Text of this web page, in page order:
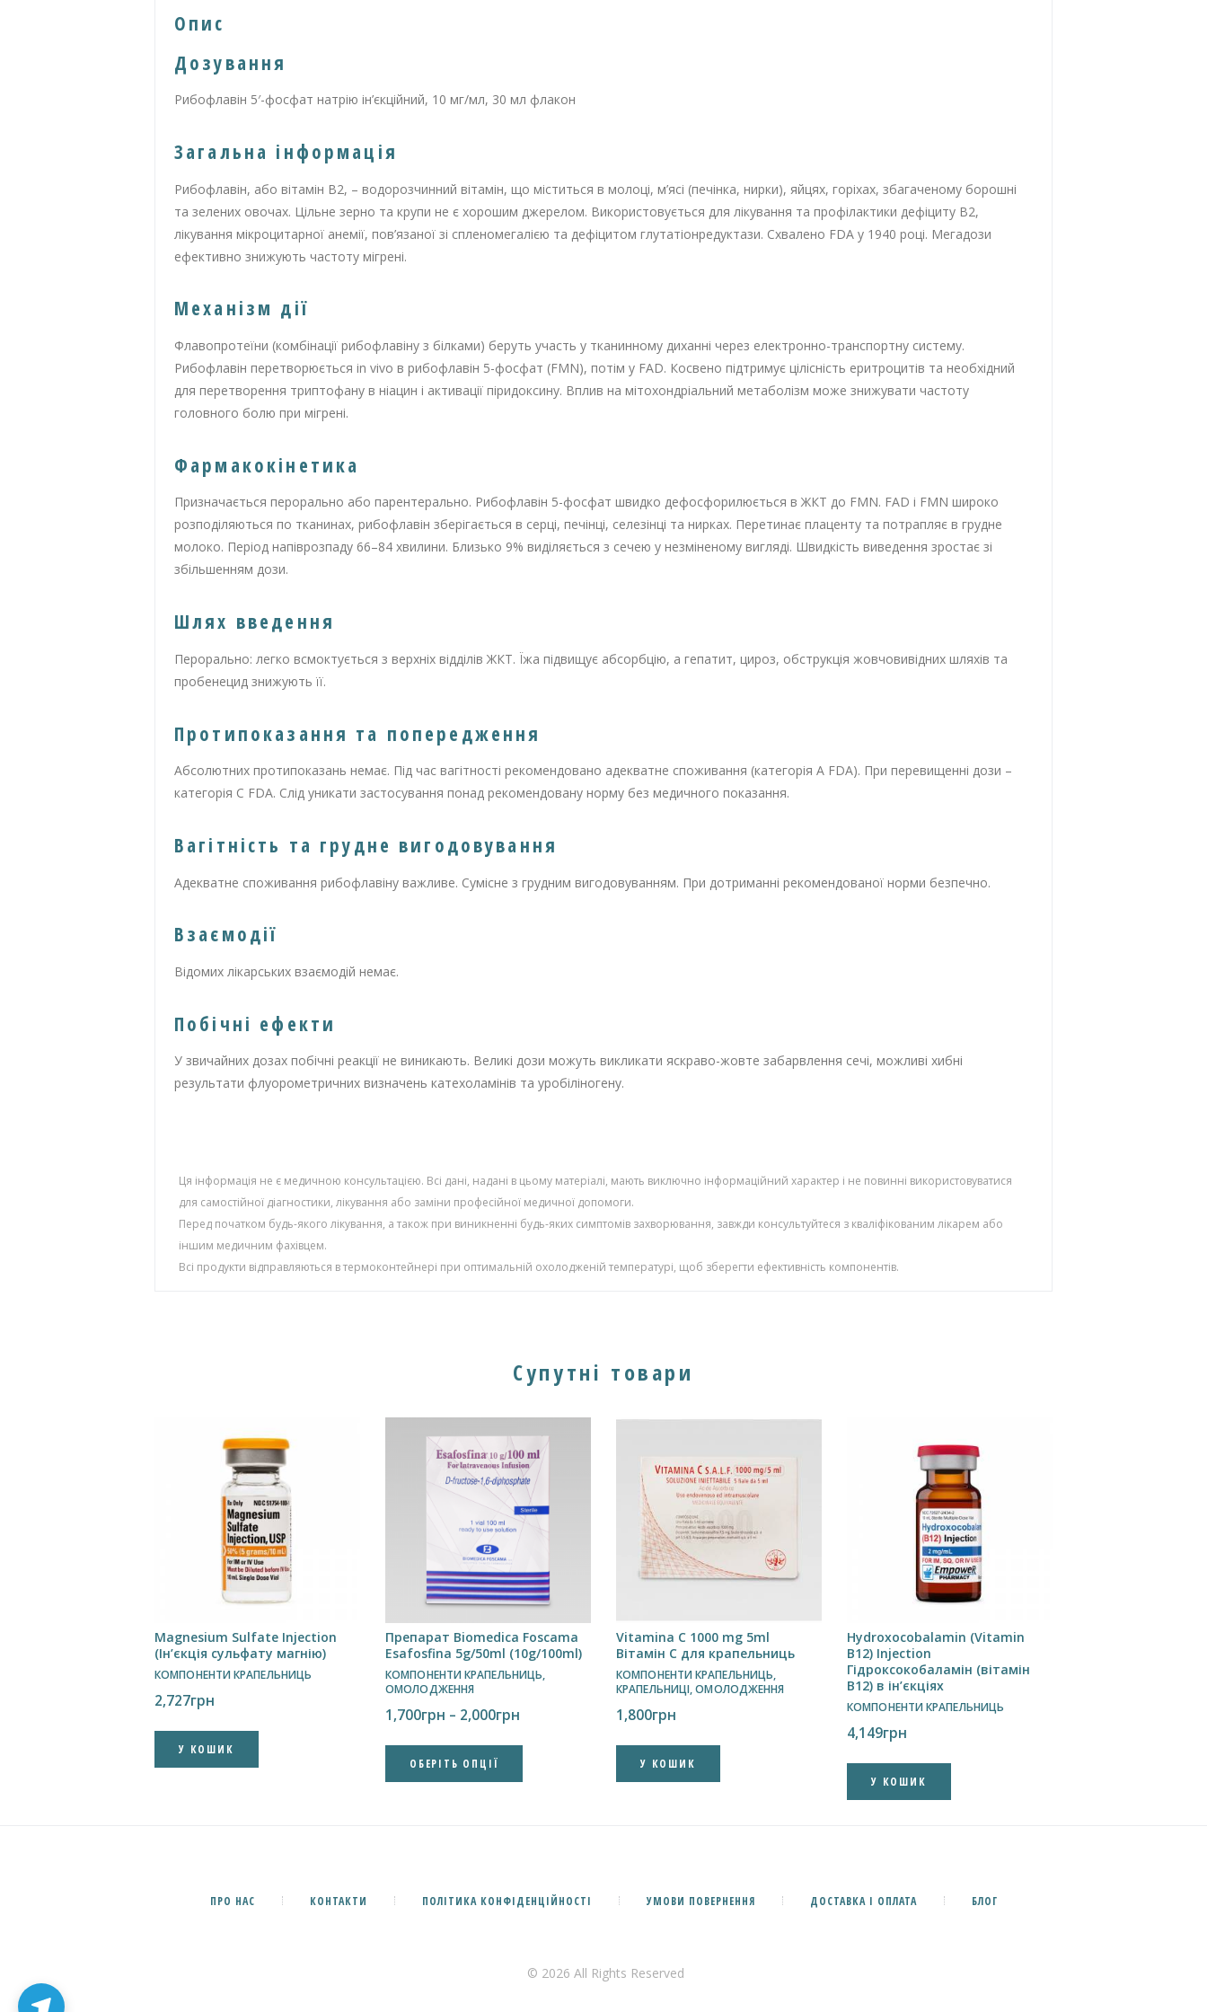
Опис
Дозування
Рибофлавін 5′-фосфат натрію ін’єкційний, 10 мг/мл, 30 мл флакон
Загальна інформація
Рибофлавін, або вітамін B2, – водорозчинний вітамін, що міститься в молоці, м’ясі (печінка, нирки), яйцях, горіхах, збагаченому борошні
та зелених овочах. Цільне зерно та крупи не є хорошим джерелом. Використовується для лікування та профілактики дефіциту B2,
лікування мікроцитарної анемії, пов’язаної зі спленомегалією та дефіцитом глутатіонредуктази. Схвалено FDA у 1940 році. Мегадози
ефективно знижують частоту мігрені.
Механізм дії
Флавопротеїни (комбінації рибофлавіну з білками) беруть участь у тканинному диханні через електронно-транспортну систему.
Рибофлавін перетворюється in vivo в рибофлавін 5-фосфат (FMN), потім у FAD. Косвено підтримує цілісність еритроцитів та необхідний
для перетворення триптофану в ніацин і активації піридоксину. Вплив на мітохондріальний метаболізм може знижувати частоту
головного болю при мігрені.
Фармакокінетика
Призначається перорально або парентерально. Рибофлавін 5-фосфат швидко дефосфорилюється в ЖКТ до FMN. FAD і FMN широко
розподіляються по тканинах, рибофлавін зберігається в серці, печінці, селезінці та нирках. Перетинає плаценту та потрапляє в грудне
молоко. Період напіврозпаду 66–84 хвилини. Близько 9% виділяється з сечею у незміненому вигляді. Швидкість виведення зростає зі
збільшенням дози.
Шлях введення
Перорально: легко всмоктується з верхніх відділів ЖКТ. Їжа підвищує абсорбцію, а гепатит, цироз, обструкція жовчовивідних шляхів та
пробенецид знижують її.
Протипоказання та попередження
Абсолютних протипоказань немає. Під час вагітності рекомендовано адекватне споживання (категорія A FDA). При перевищенні дози –
категорія C FDA. Слід уникати застосування понад рекомендовану норму без медичного показання.
Вагітність та грудне вигодовування
Адекватне споживання рибофлавіну важливе. Сумісне з грудним вигодовуванням. При дотриманні рекомендованої норми безпечно.
Взаємодії
Відомих лікарських взаємодій немає.
Побічні ефекти
У звичайних дозах побічні реакції не виникають. Великі дози можуть викликати яскраво-жовте забарвлення сечі, можливі хибні
результати флуорометричних визначень катехоламінів та уробіліногену.
Ця інформація не є медичною консультацією. Всі дані, надані в цьому матеріалі, мають виключно інформаційний характер і не повинні використовуватися
для самостійної діагностики, лікування або заміни професійної медичної допомоги.
Перед початком будь-якого лікування, а також при виникненні будь-яких симптомів захворювання, завжди консультуйтеся з кваліфікованим лікарем або
іншим медичним фахівцем.
Всі продукти відправляються в термоконтейнері при оптимальній охолодженій температурі, щоб зберегти ефективність компонентів.
Супутні товари
Magnesium Sulfate Injection
(Ін’єкція сульфату магнію)
КОМПОНЕНТИ КРАПЕЛЬНИЦЬ
2,727грн
У КОШИК
Препарат Biomedica Foscama
Esafosfina 5g/50ml (10g/100ml)
КОМПОНЕНТИ КРАПЕЛЬНИЦЬ,
ОМОЛОДЖЕННЯ
1,700грн – 2,000грн
ОБЕРІТЬ ОПЦІЇ
на
Vitamina C 1000 mg 5ml
Вітамін С для крапельниць
КОМПОНЕНТИ КРАПЕЛЬНИЦЬ,
КРАПЕЛЬНИЦІ,ОМОЛОДЖЕННЯ
1,800грн
У КОШИК
Hydroxocobalamin (Vitamin
B12) Injection
Гідроксокобаламін (вітамін
B12) в ін’єкціях
КОМПОНЕНТИ КРАПЕЛЬНИЦЬ
4,149грн
У КОШИК
ПРО НАС КОНТАКТИ ПОЛІТИКА КОНФІДЕНЦІЙНОСТІ УМОВИ ПОВЕРНЕННЯ ДОСТАВКА І ОПЛАТА БЛОГ
© 2026 All Rights Reserved